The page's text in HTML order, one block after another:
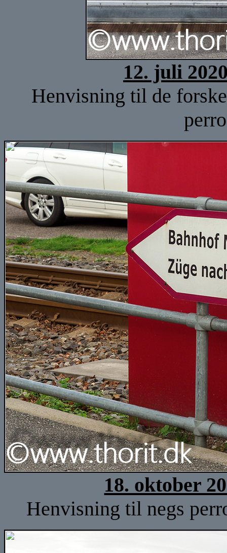
12. juli
Henvisning til de
18. oktober
Henvisning til negs